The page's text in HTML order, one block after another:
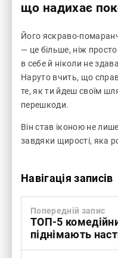
що надихає
Його яскраво-
— це більше, ніж
в себе й ніколи не
Наруто вчить, що
те, як ти йдеш своїм
перешкоди.
Він став іконою не
завдяки щирості, яка
Навігація записів
Попередній запис
ТОП-5
піднімають